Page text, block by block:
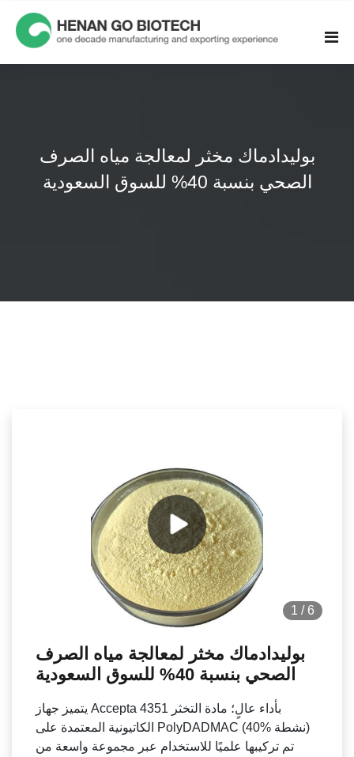
content
بوليدادماك مخثر لمعالجة مياه الصرف
الصحي بنسبة 40% للسوق السعودية
1 / 6
بوليدادماك مخثر لمعالجة مياه الصرف
الصحي بنسبة 40% للسوق السعودية
يتميز جهاز Accepta 4351 بأداء عالٍ؛ مادة التخثر
الكاتيونية المعتمدة على PolyDADMAC (40% نشطة)
تم تركيبها علميًا للاستخدام عبر مجموعة واسعة من